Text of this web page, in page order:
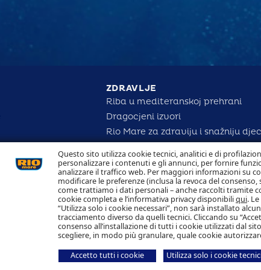
Questo sito utilizza cookie tecnici, analitici e di
personalizzare i contenuti e gli annunci, per fornire
analizzare il traffico web. Per maggiori informazioni su
modificare le preferenze (inclusa la revoca del
come trattiamo i dati personali – anche raccolti tramite
cookie completa e l’informativa privacy disponibiliqui.
“Utilizza solo i cookie necessari”, non sarà installato
tracciamento diverso da quelli tecnici. Cliccando su
consenso all’installazione di tutti i cookie utilizzati dal
scegliere, in modo più granulare, quale cookie
Accetto tutti i cookie
Utilizza solo i cookie
ZDRAVLJE
Riba u mediteranskoj prehrani
Dragocjeni izvori
Rio Mare za zdraviju i snažniju